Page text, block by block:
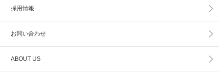
採用情報
お問い合わせ
ABOUT US